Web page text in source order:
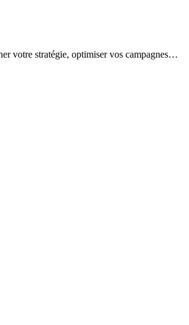
votre stratégie, optimiser vos campagnes…